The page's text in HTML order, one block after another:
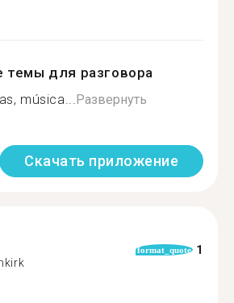
для разговора
música...Развернуть
Скачать приложение
format_quote 1